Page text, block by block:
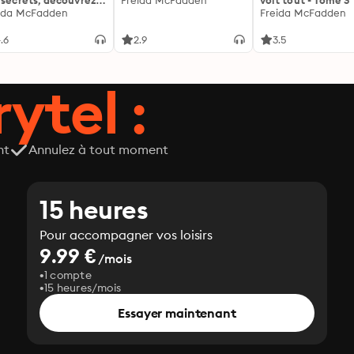
...
McFadden
2.9
Freida McFadden
3.5
:
Annulez à tout moment
15 heures
Pour accompagner vos loisirs
9.99 €/mois
1 compte
15 heures/mois
Essayer maintenant